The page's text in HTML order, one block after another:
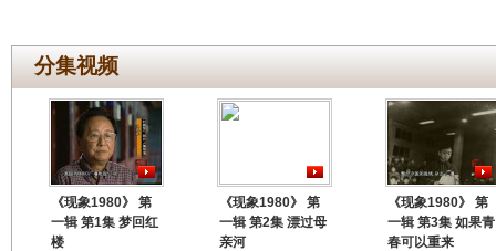
分集视频
《现象1980》 第
一辑 第1集 梦回红
楼
《现象1980》 第
一辑 第2集 漂过母
亲河
《现象1980》 第
一辑 第3集 如果青
春可以重来